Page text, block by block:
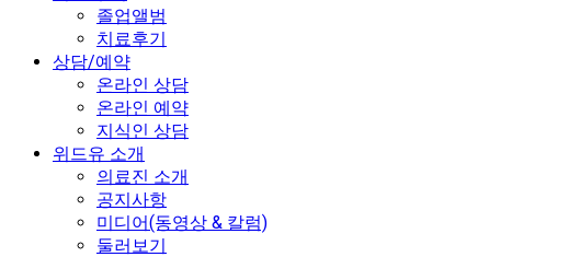
졸업앨범
치료후기
상담/예약
온라인 상담
온라인 예약
지식인 상담
위드유 소개
의료진 소개
공지사항
미디어(동영상 & 칼럼)
둘러보기